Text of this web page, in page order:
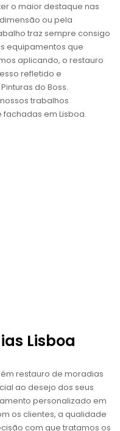
o maior destaque nas
ou pela
traz sempre consigo
equipamentos que
aplicando, o restauro
refletido e
do Boss.
trabalhos
em Lisboa.
Lisboa
restauro de moradias
ao desejo dos seus
personalizado em
os clientes, a qualidade
com que tratamos os